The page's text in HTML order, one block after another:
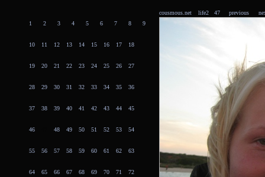
1 2 3 4 5 6 7 8 9
10 11 12 13 14 15 16 17 18
19 20 21 22 23 24 25 26 27
28 29 30 31 32 33 34 35 36
37 38 39 40 41 42 43 44 45
46 48 49 50 51 52 53 54
55 56 57 58 59 60 61 62 63
64 65 66 67 68 69 70 71 72
cousmous.net life2 47 previous